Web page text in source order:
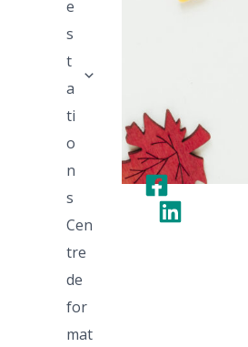
e
s
t
a
ti
o
n
s
Cen
tre
de
for
mat